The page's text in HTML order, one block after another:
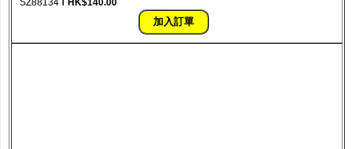
SZ88134 HK$140.00